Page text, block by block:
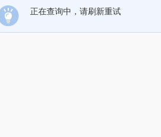
正在查询中，请刷新重试